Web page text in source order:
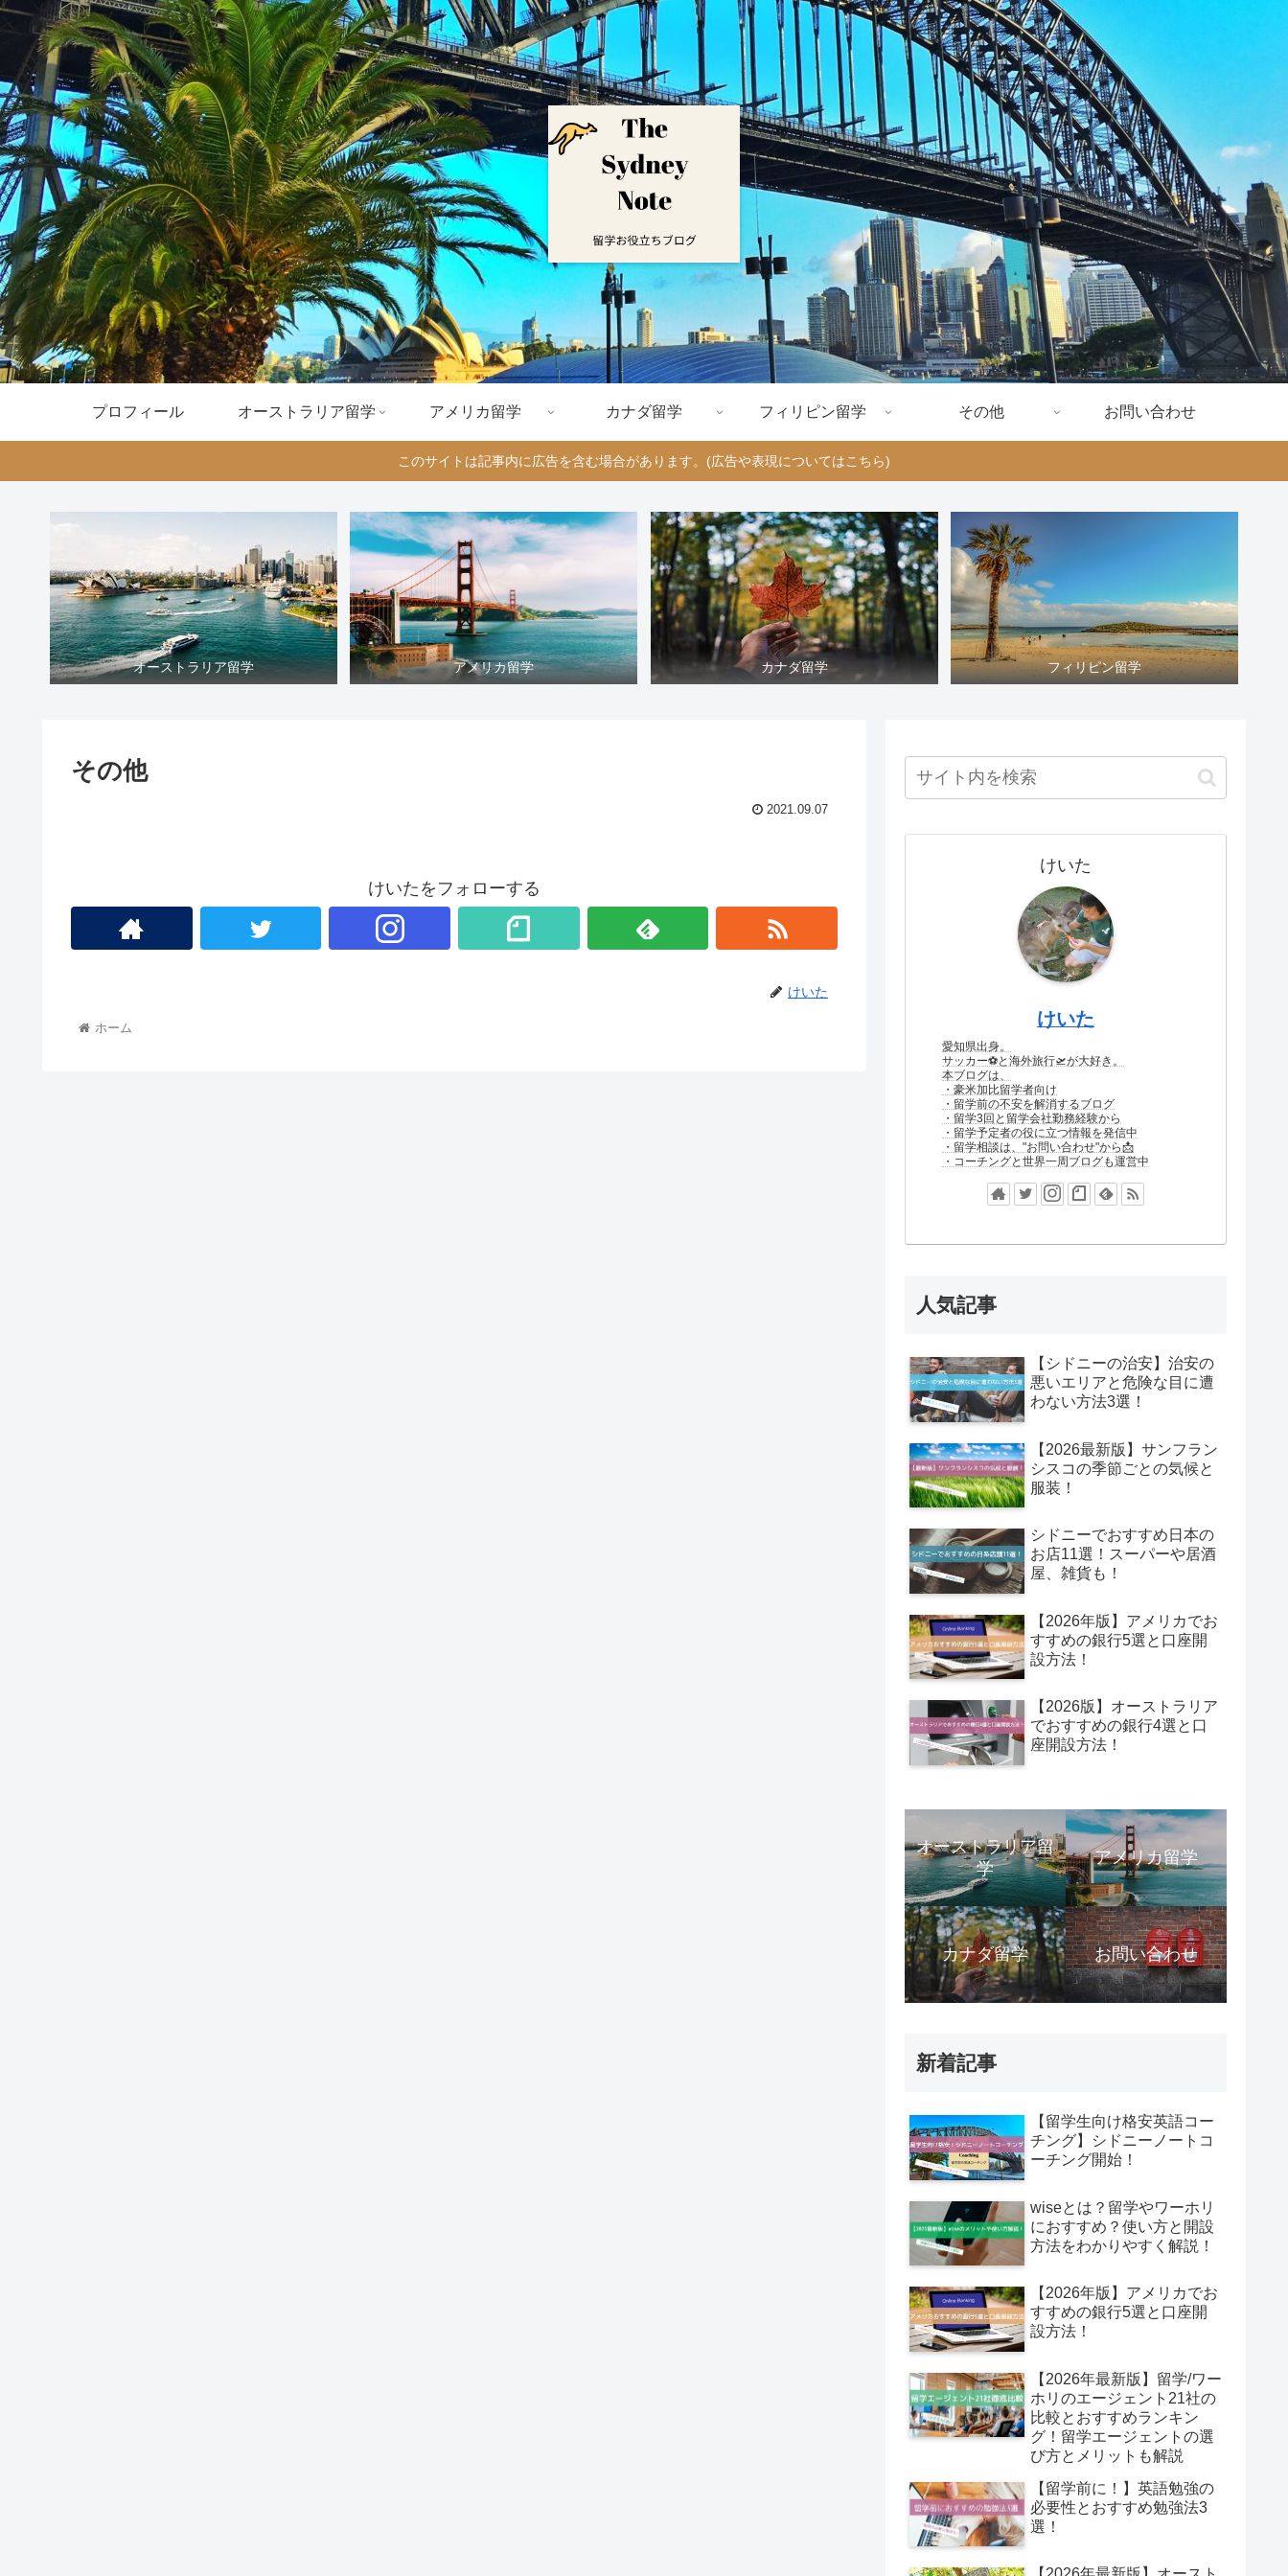
プロフィール オーストラリア留学 アメリカ留学 カナダ留学 フィリピン留学 その他 お問い合わせ
このサイトは記事内に広告を含む場合があります。(広告や表現についてはこちら)
オーストラリア留学 アメリカ留学 カナダ留学 フィリピン留学
その他
2021.09.07
けいたをフォローする
けいた
ホーム
けいた
けいた
愛知県出身。
サッカー⚽と海外旅行🛫が大好き。
本ブログは、
・豪米加比留学者向け
・留学前の不安を解消するブログ
・留学3回と留学会社勤務経験から
・留学予定者の役に立つ情報を発信中
・留学相談は、"お問い合わせ"から📩
・コーチングと世界一周ブログも運営中
人気記事
【シドニーの治安】治安の
悪いエリアと危険な目に遭
わない方法3選！
【2026最新版】サンフラン
シスコの季節ごとの気候と
服装！
シドニーでおすすめ日本の
お店11選！スーパーや居酒
屋、雑貨も！
【2026年版】アメリカでお
すすめの銀行5選と口座開
設方法！
【2026版】オーストラリア
でおすすめの銀行4選と口
座開設方法！
オーストラリア留
学
アメリカ留学
カナダ留学 お問い合わせ
新着記事
【留学生向け格安英語コー
チング】シドニーノートコ
ーチング開始！
wiseとは？留学やワーホリ
におすすめ？使い方と開設
方法をわかりやすく解説！
【2026年版】アメリカでお
すすめの銀行5選と口座開
設方法！
【2026年最新版】留学/ワー
ホリのエージェント21社の
比較とおすすめランキン
グ！留学エージェントの選
び方とメリットも解説
【留学前に！】英語勉強の
必要性とおすすめ勉強法3
選！